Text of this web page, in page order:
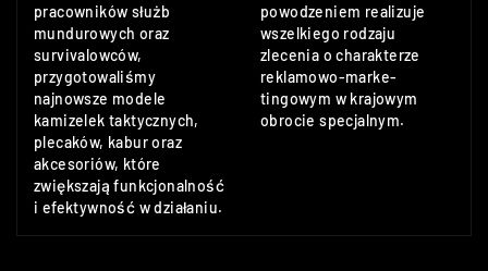
pracowników służb
mundurowych oraz
survivalowców,
przygotowaliśmy
najnowsze modele
kamizelek taktycznych,
plecaków, kabur oraz
akcesoriów, które
zwiększają funkcjonalność
i efektywność w działaniu.
powodzeniem realizuje
wszelkiego rodzaju
zlecenia o charakterze
reklamowo-marke-
tingowym w krajowym
obrocie specjalnym.